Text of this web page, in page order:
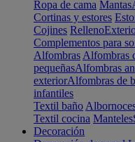
Ropa de cama Mantas
Cortinas y estores
Cojines Relleno
Complementos para
Alfombras Alfombras
pequeñasAlfombras
exteriorAlfombras de
infantiles
Textil baño
Textil cocina Manteles
Decoración